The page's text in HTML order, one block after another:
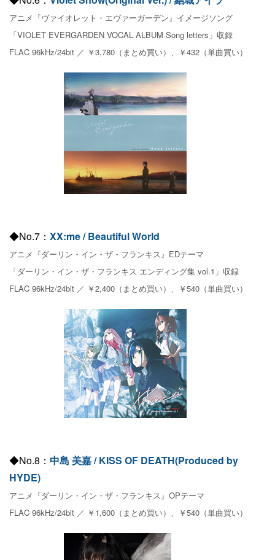
アニメ『ヴァイオレット・エヴァーガーデン』イメージソング
「VIOLET EVERGARDEN VOCAL ALBUM Song letters」収録
FLAC 96kHz/24bit ／ ￥3,780（まとめ買い）、￥432（単曲買い）
◆No.7： XX:me / Beautiful World
アニメ『ダーリン・イン・ザ・フランキス』EDテーマ
「ダーリン・イン・ザ・フランキス エンディング集 vol.1」収録
FLAC 96kHz/24bit ／ ￥2,400（まとめ買い）、￥540（単曲買い）
◆No.8： 中島 美嘉 / KISS OF DEATH(Produced by
HYDE)
アニメ『ダーリン・イン・ザ・フランキス』OPテーマ
FLAC 96kHz/24bit ／ ￥1,600（まとめ買い）、￥540（単曲買い）